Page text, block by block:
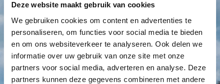
Deze website maakt gebruik van cookies
We gebruiken cookies om content en advertenties te
personaliseren, om functies voor social media te bieden
en om ons websiteverkeer te analyseren. Ook delen we
informatie over uw gebruik van onze site met onze
partners voor social media, adverteren en analyse. Deze
partners kunnen deze gegevens combineren met andere